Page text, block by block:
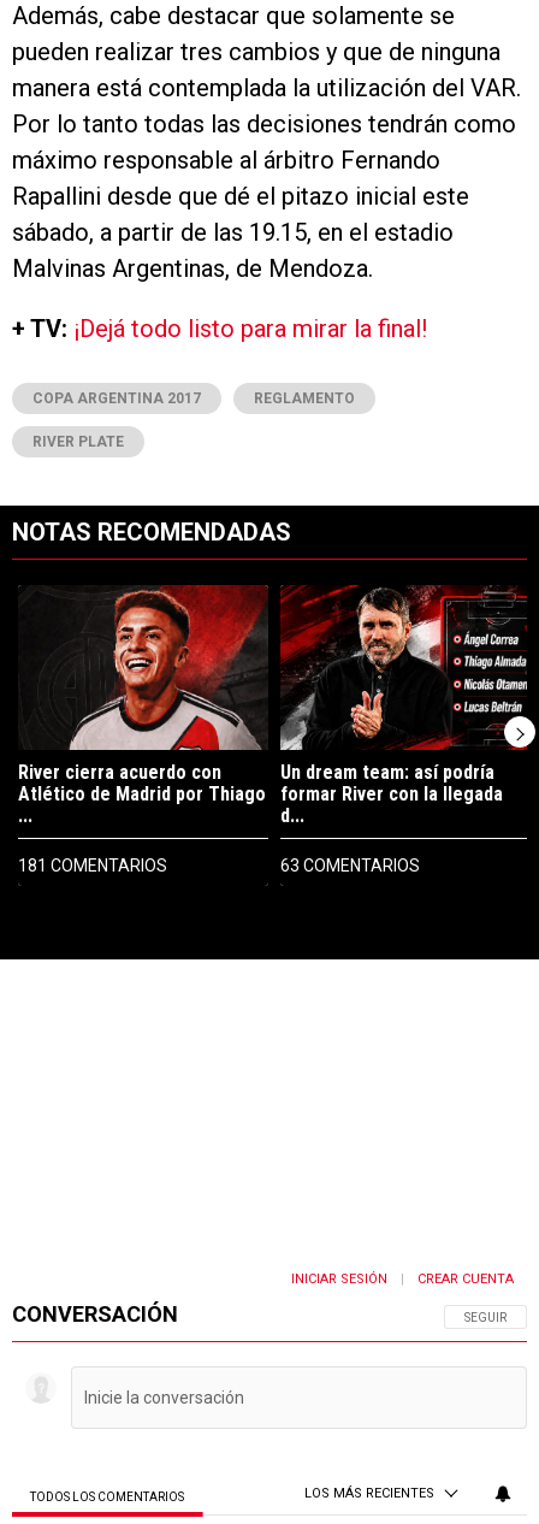
Además, cabe destacar que solamente se
pueden realizar tres cambios y que de ninguna
manera está contemplada la utilización del VAR.
Por lo tanto todas las decisiones tendrán como
máximo responsable al árbitro Fernando
Rapallini desde que dé el pitazo inicial este
sábado, a partir de las 19.15, en el estadio
Malvinas Argentinas, de Mendoza.
+ TV: ¡Dejá todo listo para mirar la final!
COPA ARGENTINA 2017 REGLAMENTO
RIVER PLATE
NOTAS RECOMENDADAS
Un artículo de tendencia con el título "River cierra acuerdo con
River cierra acuerdo con
Atlético de Madrid por Thiago
...
181 COMENTARIOS
Un artículo de tendencia con el
Un dream team: así podría
formar River con la llegada
d...
63 COMENTARIOS
CONVERSACIÓN SIGA ESTA
SEGUIR
INICIAR SESIÓN CREAR CUENTA
TODOS LOS COMENTARIOS LOS MÁS RECIENTES